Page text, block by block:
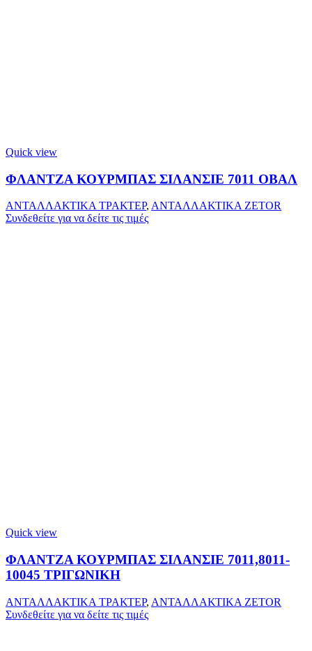
Quick view
ΦΛΑΝΤΖΑ ΚΟΥΡΜΠΑΣ ΣΙΛΑΝΣΙΕ 7011 ΟΒΑΛ
ΑΝΤΑΛΛΑΚΤΙΚΑ ΤΡΑΚΤΕΡ, ΑΝΤΑΛΛΑΚΤΙΚΑ ZETOR
Συνδεθείτε για να δείτε τις τιμές
Quick view
ΦΛΑΝΤΖΑ ΚΟΥΡΜΠΑΣ ΣΙΛΑΝΣΙΕ 7011,8011-
10045 ΤΡΙΓΩΝΙΚΗ
ΑΝΤΑΛΛΑΚΤΙΚΑ ΤΡΑΚΤΕΡ, ΑΝΤΑΛΛΑΚΤΙΚΑ ZETOR
Συνδεθείτε για να δείτε τις τιμές